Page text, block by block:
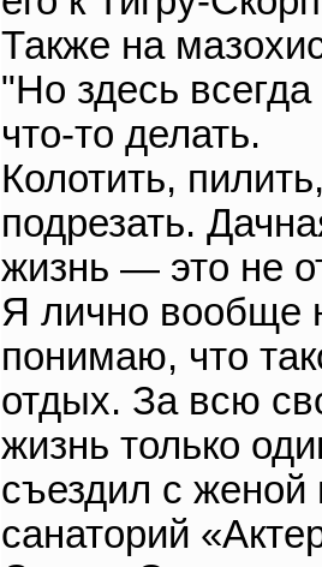
Также на
"Но здесь
что-то делать.
Колотить,
подрезать.
жизнь — это не
Я лично вообще
понимаю, что
отдых. За всю
жизнь только
съездил с женой
санаторий